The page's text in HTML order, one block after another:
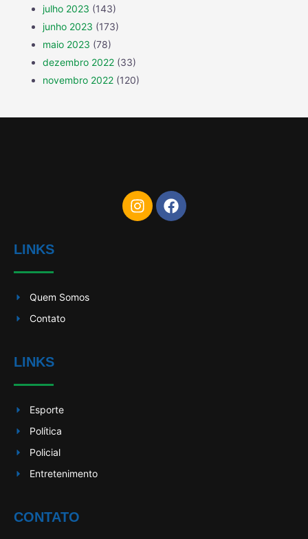
julho 2023 (143)
junho 2023 (173)
maio 2023 (78)
dezembro 2022 (33)
novembro 2022 (120)
LINKS
Quem Somos
Contato
LINKS
Esporte
Política
Policial
Entretenimento
CONTATO